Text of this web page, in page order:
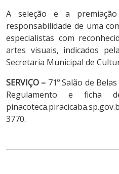
A seleção e a
responsabilidade de uma
especialistas com
artes visuais, indicados
Secretaria Municipal de
SERVIÇO – 71º Salão de
Regulamento e ficha
3770.